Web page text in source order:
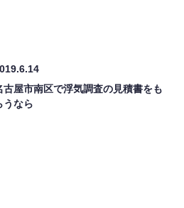
古屋市南区で浮気調査の見積書をも
うなら